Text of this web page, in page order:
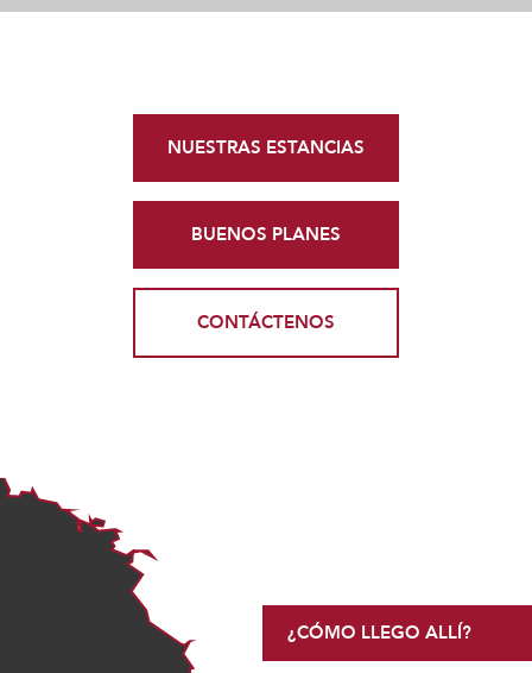
NUESTRAS ESTANCIAS
BUENOS PLANES
CONTÁCTENOS
¿CÓMO LLEGO ALLÍ?